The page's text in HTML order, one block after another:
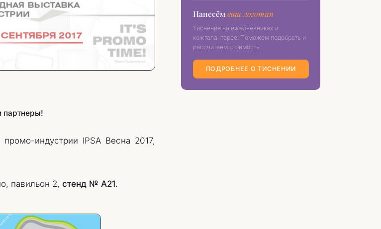
партнеры!
индустрии IPSA Весна 2017,
павильон 2, стенд № А21.
Нанесёмваш логотип
Тиснение на ежедневниках и
кожгалантерее. Поможем подобрать и
рассчитаем стоимость.
ПОДРОБНЕЕ О ТИСНЕНИИ